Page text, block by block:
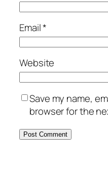
Email*
Website
Save my name,
browser for the